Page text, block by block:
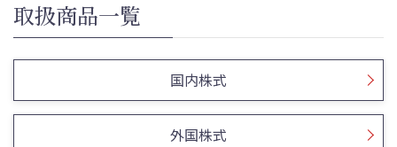
取扱商品一覧
国内株式
外国株式